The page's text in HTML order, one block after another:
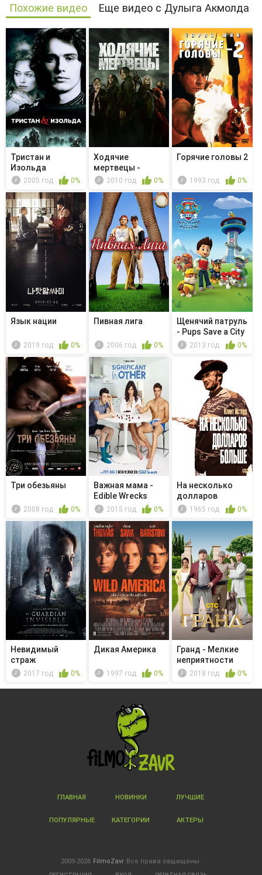
Похожие видео Еще видео с Дулыга Акмолда
Тристан и
Изольда
2005 год 0%
Ходячие
мертвецы -
Судья,2010 год 0%
Горячие головы 2
1993 год 0%
Язык нации
2019 год 0%
Пивная лига
2006 год 0%
Щенячий патруль
- Pups Save a City
Ki...2013 год 0%
Три обезьяны
2008 год 0%
Важная мама -
Edible Wrecks
2015 год 0%
На несколько
долларов
больше
1965 год 0%
Невидимый
страж
2017 год 0%
Дикая Америка
1997 год 0%
Гранд - Мелкие
неприятности
2018 год 0%
ГЛАВНАЯ НОВИНКИ ЛУЧШИЕ
ПОПУЛЯРНЫЕ КАТЕГОРИИ АКТЕРЫ
2005-2026 FilmoZavr Все права защищены.